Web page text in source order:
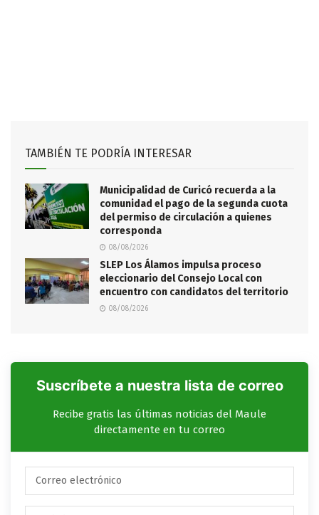
TAMBIÉN TE PODRÍA INTERESAR
Municipalidad de Curicó recuerda a la
comunidad el pago de la segunda cuota
del permiso de circulación a quienes
corresponda
08/08/2026
SLEP Los Álamos impulsa proceso
eleccionario del Consejo Local con
encuentro con candidatos del territorio
08/08/2026
Suscríbete a nuestra lista de correo
Recibe gratis las últimas noticias del Maule
directamente en tu correo